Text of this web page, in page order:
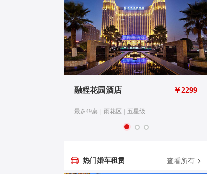
融程花园酒店 ￥2299
最多49桌 雨花区 五星级
热门婚车租赁 查看所有